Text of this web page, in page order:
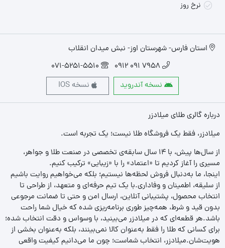
نرخ روز
استان فارس- شهرستان اوز- نبش میدان انقلاب
7958 091 0912
071-5251-5510
نسخه آندروید
نسخه IOS
درباره گالری طلای میلادزر
میلادزر، فقط یک فروشگاه طلا نیست؛ یک تجربه‌ است.
از سال‌ها پیش، با ۱۴ سال سابقه‌ی تخصصی در صنعت طلا و جواهر،
مسیری را آغاز کردیم تا «اعتماد» را با «زیبایی» ترکیب کنیم.
اینجا، ما به‌دنبال فروش لحظه‌ها نیستیم؛ بلکه می‌خواهیم روایت باشیم
از سلیقه، اطمینان و وفاداری.با یک تیم حرفه‌ای و متعهد، از طراحی تا
انتخاب محصول، پشتیبانی آنلاین، ارسال امن و حتی تا ضمانت مرجوعی
بدون قید و شرط، همه‌چیز طوری برنامه‌ریزی شده که خیال شما راحت
باشد.هر قطعه‌ای که در میلادزر می‌بینید، با وسواس و دقت انتخاب شده؛
برای کسانی که طلا را فقط به‌عنوان کالا نمی‌بینند، بلکه به‌عنوان بخشی از
هویت‌شان.میلادزر، انتخاب شماست؛ چون ما می‌دانیم کیفیت واقعی